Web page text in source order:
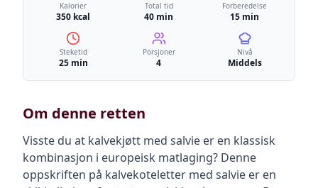
Kalorier
350 kcal
Total tid
40 min
Forberedelse
15 min
Steketid
25 min
Porsjoner
4
Nivå
Middels
Om denne retten
Visste du at kalvekjøtt med salvie er en klassisk
kombinasjon i europeisk matlaging? Denne
oppskriften på kalvekoteletter med salvie er en